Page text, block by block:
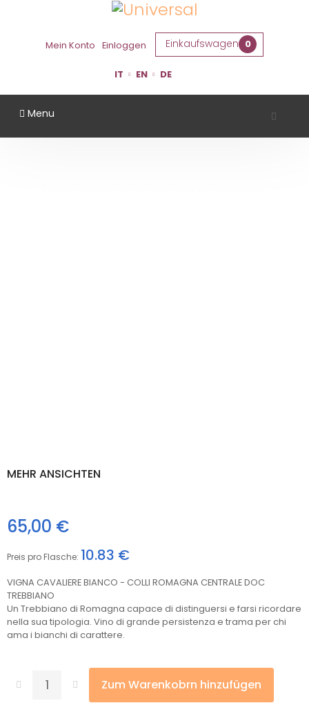
Mein Konto Einloggen Einkaufswagen 0
IT EN DE
Menu
MEHR ANSICHTEN
65,00 €
Preis pro Flasche: 10.83 €
VIGNA CAVALIERE BIANCO - COLLI ROMAGNA CENTRALE DOC
TREBBIANO
Un Trebbiano di Romagna capace di distinguersi e farsi ricordare
nella sua tipologia. Vino di grande persistenza e trama per chi
ama i bianchi di carattere.
Zum Warenkobrn hinzufügen